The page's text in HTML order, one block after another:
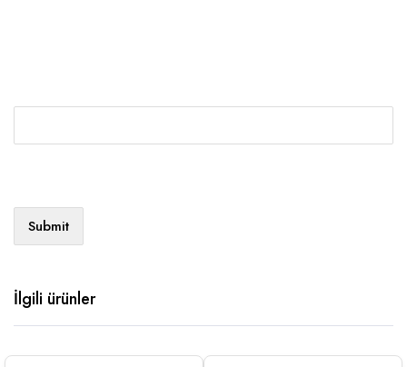
İlgili ürünler